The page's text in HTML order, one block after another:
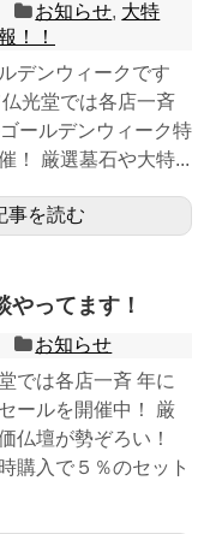
お知らせ, 大特
！！
デンウィークです
光堂では各店一斉
ールデンウィーク特
！ 厳選墓石や大特...
事を読む
やってます！
お知らせ
では各店一斉 年に
ールを開催中！ 厳
仏壇が勢ぞろい！
購入で５％のセット